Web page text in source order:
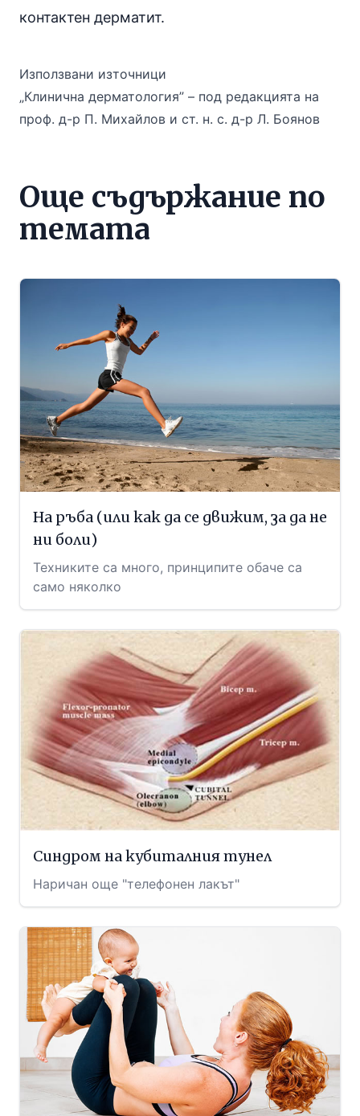
контактен дерматит.
Използвани източници
„Клинична дерматология” – под редакцията на
проф. д-р П. Михайлов и ст. н. с. д-р Л. Боянов
Още съдържание по
темата
На ръба (или как да се движим, за да не
ни боли)
Техниките са много, принципите обаче са
само няколко
Синдром на кубиталния тунел
Наричан още "телефонен лакът"